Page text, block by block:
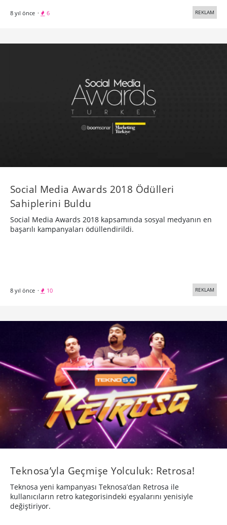
8 yıl önce · 6 REKLAM
Social Media Awards 2018 Ödülleri
Sahiplerini Buldu
Social Media Awards 2018 kapsamında sosyal medyanın en
başarılı kampanyaları ödüllendirildi.
8 yıl önce · 10 REKLAM
Teknosa’yla Geçmişe Yolculuk: Retrosa!
Teknosa yeni kampanyası Teknosa’dan Retrosa ile
kullanıcıların retro kategorisindeki eşyalarını yenisiyle
değiştiriyor.